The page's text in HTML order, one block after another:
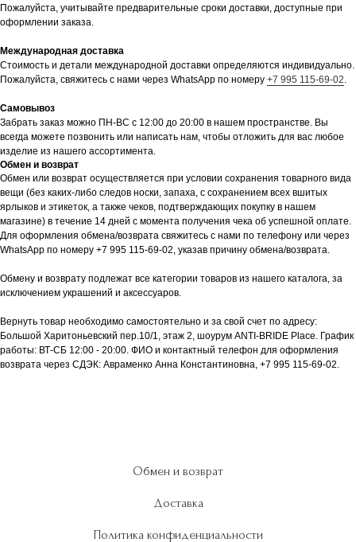
Пожалуйста, учитывайте предварительные сроки доставки, доступные при
оформлении заказа.
Международная доставка
Стоимость и детали международной доставки определяются индивидуально.
Пожалуйста, свяжитесь с нами через WhatsApp по номеру +7 995 115-69-02
Самовывоз
Забрать заказ можно ПН-ВС с 12:00 до 20:00 в нашем пространстве. Вы
всегда можете позвонить или написать нам, чтобы отложить для вас любое
изделие из нашего ассортимента.
Обмен и возврат
Обмен или возврат осуществляется при условии сохранения товарного вида
вещи (без каких-либо следов носки, запаха, с сохранением всех вшитых
ярлыков и этикеток, а также чеков, подтверждающих покупку в нашем
магазине) в течение 14 дней с момента получения чека об успешной оплате.
Для оформления обмена/возврата свяжитесь с нами по телефону или через
WhatsApp по номеру +7 995 115-69-02, указав причину обмена/возврата.
Обмену и возврату подлежат все категории товаров из нашего каталога, за
исключением украшений и аксессуаров.
Вернуть товар необходимо самостоятельно и за свой счет по адресу:
Большой Харитоньевский пер.10/1, этаж 2, шоурум ANTI-BRIDE Place. График
работы: ВТ-СБ 12:00 - 20:00. ФИО и контактный телефон для оформления
возврата через СДЭК: Авраменко Анна Константиновна, +7 995 115-69-02.
Обмен и возврат
Доставка
Политика конфиденциальности